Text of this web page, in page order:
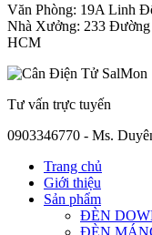
Văn Phòng: 19A Linh
Nhà Xưởng: 233 Đường
HCM
Tư vấn trực tuyến
0903346770 - Ms.
Trang chủ
Giới thiệu
Sản phẩm
ĐÈN
ĐÈN